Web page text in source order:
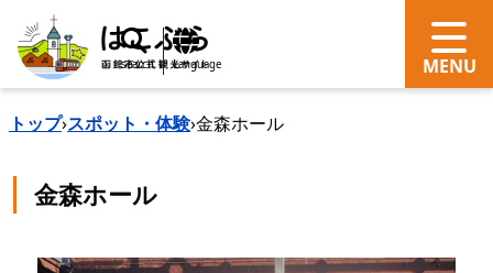
search Language
トップ›スポット・体験›金森ホール
金森ホール